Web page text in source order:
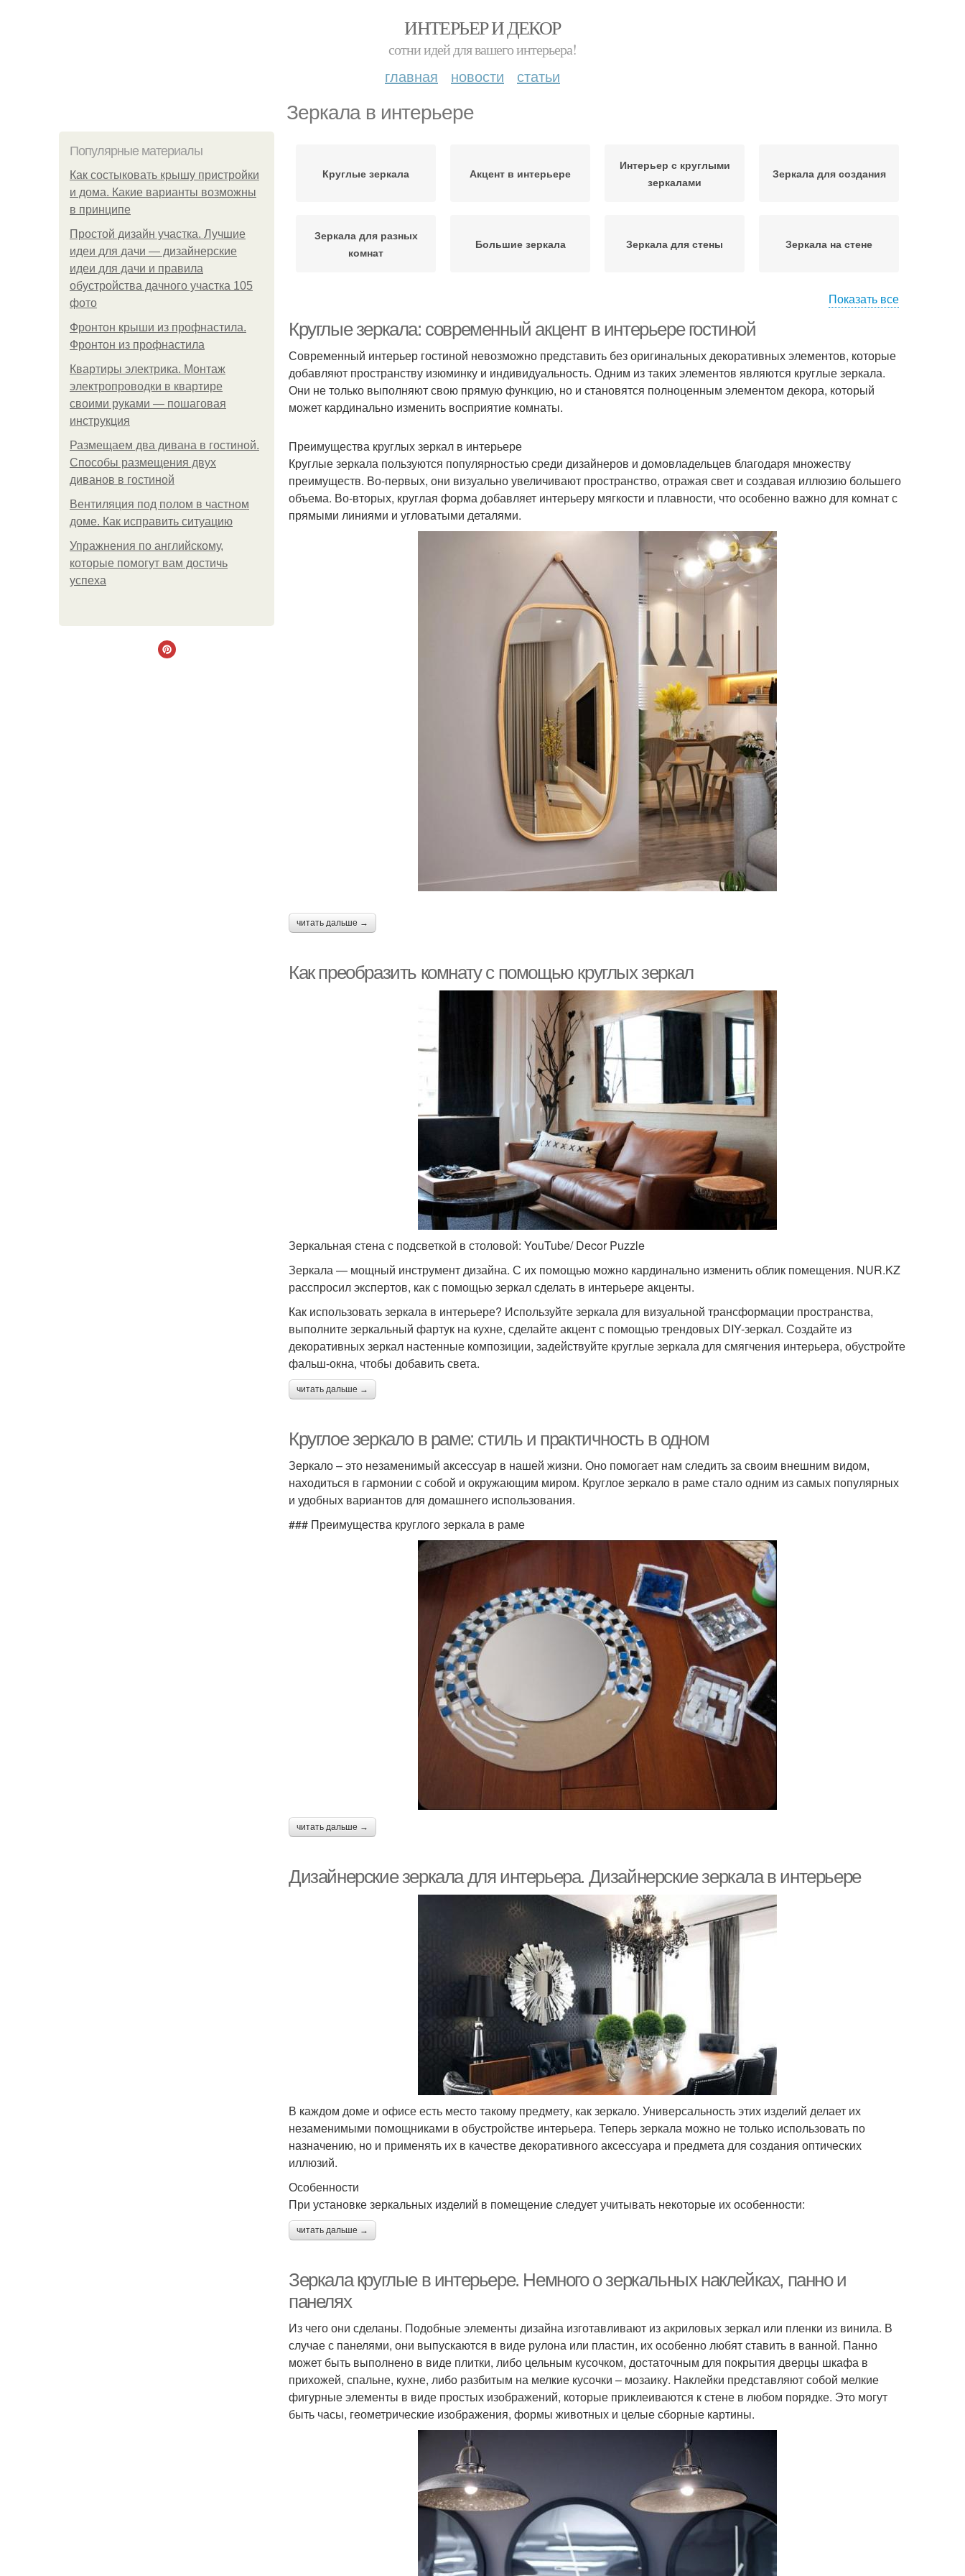
ИНТЕРЬЕР И ДЕКОР
сотни идей для вашего интерьера!
главная новости статьи
Зеркала в интерьере
Популярные материалы
Как состыковать крышу пристройки
и дома. Какие варианты возможны
в принципе
Простой дизайн участка. Лучшие
идеи для дачи — дизайнерские
идеи для дачи и правила
обустройства дачного участка 105
фото
Фронтон крыши из профнастила.
Фронтон из профнастила
Квартиры электрика. Монтаж
электропроводки в квартире
своими руками — пошаговая
инструкция
Размещаем два дивана в гостиной.
Способы размещения двух
диванов в гостиной
Вентиляция под полом в частном
доме. Как исправить ситуацию
Упражнения по английскому,
которые помогут вам достичь
успеха
Круглые зеркала Акцент в интерьере
Интерьер с круглыми
зеркалами
Зеркала для создания
Зеркала для разных
комнат
Большие зеркала Зеркала для стены Зеркала на стене
зеркал
Рамка для круглого
Зеркало в рамке Зеркала в рамке
Использование в
интерьере
Уход за зеркалами
Зеркала в раме Дизайнерские зеркала
Прихожая с зеркалами
Показать все
Круглые зеркала: современный акцент в интерьере гостиной
Современный интерьер гостиной невозможно представить без оригинальных декоративных элементов, которые
добавляют пространству изюминку и индивидуальность. Одним из таких элементов являются круглые зеркала.
Они не только выполняют свою прямую функцию, но и становятся полноценным элементом декора, который
может кардинально изменить восприятие комнаты.
Преимущества круглых зеркал в интерьере
Круглые зеркала пользуются популярностью среди дизайнеров и домовладельцев благодаря множеству
преимуществ. Во-первых, они визуально увеличивают пространство, отражая свет и создавая иллюзию большего
объема. Во-вторых, круглая форма добавляет интерьеру мягкости и плавности, что особенно важно для комнат с
прямыми линиями и угловатыми деталями.
читать дальше →
Как преобразить комнату с помощью круглых зеркал
Зеркальная стена с подсветкой в столовой: YouTube/ Decor Puzzle
Зеркала — мощный инструмент дизайна. С их помощью можно кардинально изменить облик помещения. NUR.KZ
расспросил экспертов, как с помощью зеркал сделать в интерьере акценты.
Как использовать зеркала в интерьере? Используйте зеркала для визуальной трансформации пространства,
выполните зеркальный фартук на кухне, сделайте акцент с помощью трендовых DIY-зеркал. Создайте из
декоративных зеркал настенные композиции, задействуйте круглые зеркала для смягчения интерьера, обустройте
фальш-окна, чтобы добавить света.
читать дальше →
Круглое зеркало в раме: стиль и практичность в одном
Зеркало – это незаменимый аксессуар в нашей жизни. Оно помогает нам следить за своим внешним видом,
находиться в гармонии с собой и окружающим миром. Круглое зеркало в раме стало одним из самых популярных
и удобных вариантов для домашнего использования.
### Преимущества круглого зеркала в раме
читать дальше →
Дизайнерские зеркала для интерьера. Дизайнерские зеркала в интерьере
В каждом доме и офисе есть место такому предмету, как зеркало. Универсальность этих изделий делает их
незаменимыми помощниками в обустройстве интерьера. Теперь зеркала можно не только использовать по
назначению, но и применять их в качестве декоративного аксессуара и предмета для создания оптических
иллюзий.
Особенности
При установке зеркальных изделий в помещение следует учитывать некоторые их особенности:
читать дальше →
Зеркала круглые в интерьере. Немного о зеркальных наклейках, панно и
панелях
Из чего они сделаны. Подобные элементы дизайна изготавливают из акриловых зеркал или пленки из винила. В
случае с панелями, они выпускаются в виде рулона или пластин, их особенно любят ставить в ванной. Панно
может быть выполнено в виде плитки, либо цельным кусочком, достаточным для покрытия дверцы шкафа в
прихожей, спальне, кухне, либо разбитым на мелкие кусочки – мозаику. Наклейки представляют собой мелкие
фигурные элементы в виде простых изображений, которые приклеиваются к стене в любом порядке. Это могут
быть часы, геометрические изображения, формы животных и целые сборные картины.